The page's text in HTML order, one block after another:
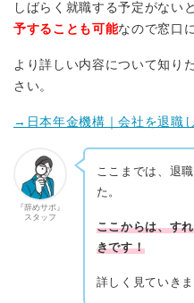
しばらく就職する予定がない
予することも可能なので窓口
より詳しい内容について知り
さい。
→日本年金機構｜会社を退職
『辞めサポ』
スタッフ
ここまでは、退
た。
ここからは、す
きです！
詳しく見ていきま